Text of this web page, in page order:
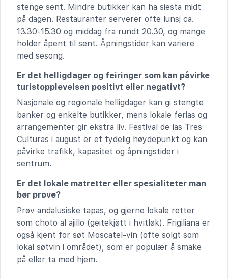
stenge sent. Mindre butikker kan ha siesta midt
på dagen. Restauranter serverer ofte lunsj ca.
13.30-15.30 og middag fra rundt 20.30, og mange
holder åpent til sent. Åpningstider kan variere
med sesong.
Er det helligdager og feiringer som kan påvirke
turistopplevelsen positivt eller negativt?
Nasjonale og regionale helligdager kan gi stengte
banker og enkelte butikker, mens lokale ferias og
arrangementer gir ekstra liv. Festival de las Tres
Culturas i august er et tydelig høydepunkt og kan
påvirke trafikk, kapasitet og åpningstider i
sentrum.
Er det lokale matretter eller spesialiteter man
bør prøve?
Prøv andalusiske tapas, og gjerne lokale retter
som choto al ajillo (geitekjøtt i hvitløk). Frigiliana er
også kjent for søt Moscatel-vin (ofte solgt som
lokal søtvin i området), som er populær å smake
på eller ta med hjem.